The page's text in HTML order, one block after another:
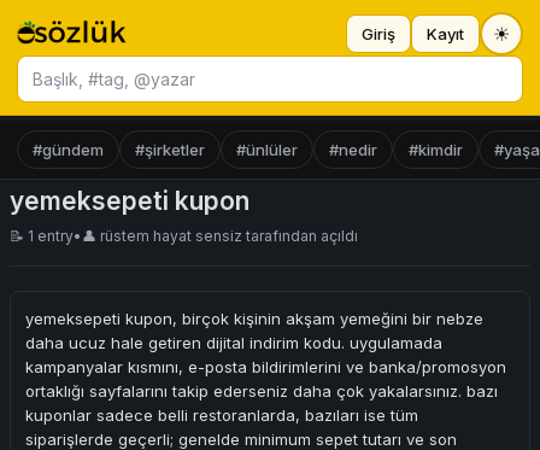
Başlık ara
Giriş Kayıt ☀
#gündem #şirketler #ünlüler #nedir #kimdir
yemeksepeti kupon
📝 1 entry• 👤 rüstem hayat sensiz tarafından açıldı
yemeksepeti kupon, birçok kişinin akşam yemeğini bir nebze
daha ucuz hale getiren dijital indirim kodu. uygulamada
kampanyalar kısmını, e-posta bildirimlerini ve banka/promosyon
ortaklığı sayfalarını takip ederseniz daha çok yakalarsınız. bazı
kuponlar sadece belli restoranlarda, bazıları ise tüm
siparişlerde geçerli; genelde minimum sepet tutarı ve son